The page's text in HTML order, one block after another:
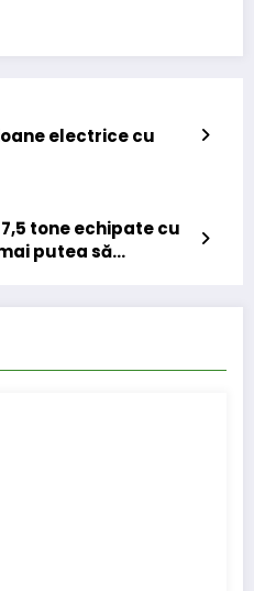
electrice cu
tone echipate cu
putea să